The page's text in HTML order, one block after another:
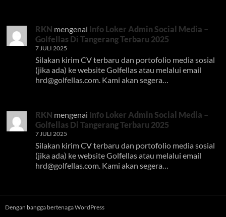
RKN mengenai Info Loker Admin Social Media –
Golfellas Di Tangerang Terbaru 2025
7 JULI 2025
Silakan kirim CV terbaru dan portofolio media sosial
(jika ada) ke website Golfellas atau melalui email
hrd@golfellas.com. Kami akan segera…
RKN mengenai Info Loker Admin Social Media –
Golfellas Di Tangerang Terbaru 2025
7 JULI 2025
Silakan kirim CV terbaru dan portofolio media sosial
(jika ada) ke website Golfellas atau melalui email
hrd@golfellas.com. Kami akan segera…
Dengan bangga bertenaga WordPress